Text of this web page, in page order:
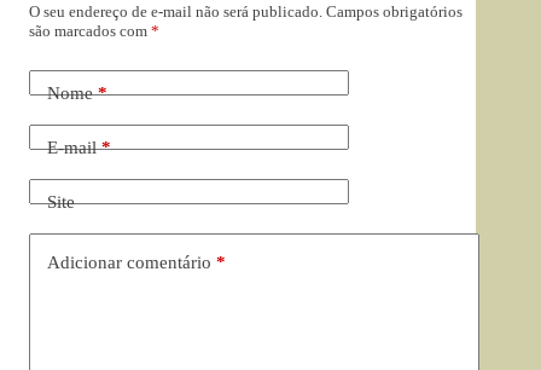
O seu endereço de e-mail não será publicado. Campos obrigatórios
são marcados com *
Nome*
E-mail*
Site
Adicionar comentário *